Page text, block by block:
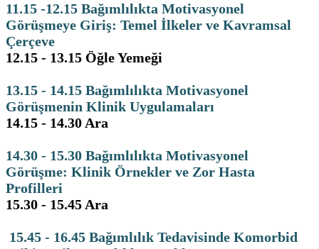
11.15 -12.15 Bağımlılıkta Motivasyonel
Görüşmeye Giriş: Temel İlkeler ve Kavramsal
Çerçeve
12.15 - 13.15 Öğle Yemeği
13.15 - 14.15 Bağımlılıkta Motivasyonel
Görüşmenin Klinik Uygulamaları
14.15 - 14.30 Ara
14.30 - 15.30 Bağımlılıkta Motivasyonel
Görüşme: Klinik Örnekler ve Zor Hasta
Profilleri
15.30 - 15.45 Ara
15.45 - 16.45 Bağımlılık Tedavisinde Komorbid